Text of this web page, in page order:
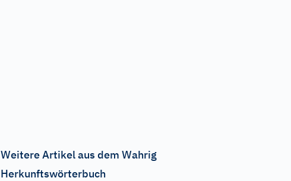
Weitere Artikel aus dem Wahrig
Herkunftswörterbuch